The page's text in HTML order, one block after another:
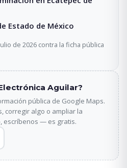
Estado de México
de 2026 contra la ficha pública
Aguilar?
pública de Google Maps.
corregir algo o ampliar la
escríbenos — es gratis.